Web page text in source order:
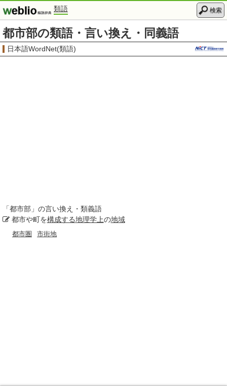
類語 検索
都市部の類語・言い換え・同義語
日本語WordNet(類語)
「都市部 」の言い換え・類義語
都市や町を構成する地理学上の地域
都市圏 市街地